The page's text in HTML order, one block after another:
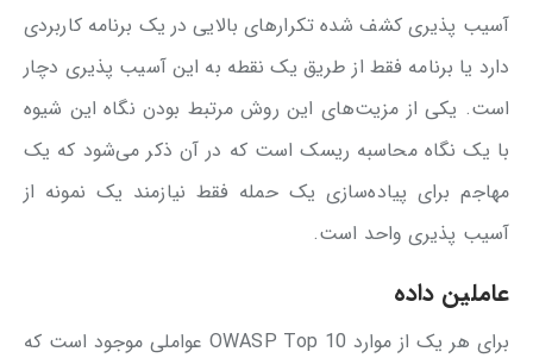
آسیب پذیری کشف شده تکرارهای بالایی در یک برنامه کاربردی
دارد یا برنامه فقط از طریق یک نقطه به این آسیب پذیری دچار
است. یکی از مزیت‌های این روش مرتبط بودن نگاه این شیوه
با یک نگاه محاسبه ریسک است که در آن ذکر می‌شود که یک
مهاجم برای پیاده‌سازی یک حمله فقط نیازمند یک نمونه از
آسیب پذیری واحد است.
عاملین داده
برای هر یک از موارد OWASP Top 10 عواملی موجود است که